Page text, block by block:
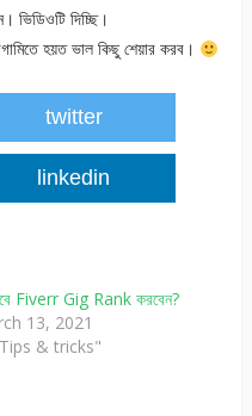
ভিডিওটি দিচ্ছি।
হয়ত ভাল কিছু শেয়ার করব।
twitter
linkedin
Fiverr Gig Rank করবেন?
13, 2021
& tricks"